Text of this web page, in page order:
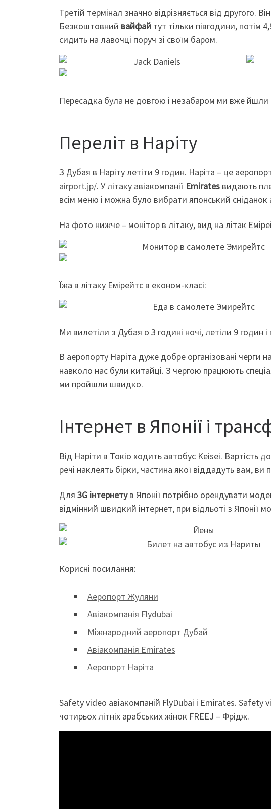
Третій термінал значно відрізняється від другого.
Безкоштовний вайфай тут тільки півгодини,
сидить на лавочці поруч зі своїм баром.
Пересадка була не довгою і незабаром ми вже йшли
Переліт в Наріту
З Дубая в Наріту летіти 9 годин. Наріта – це
airport.jp/. У літаку авіакомпанії Emirates видають
всім меню і можна було вибрати японський
На фото нижче – монітор в літаку, вид на літак
Їжа в літаку Емірейтс в економ-класі:
Ми вилетіли з Дубая о 3 годині ночі, летіли 9 годин
В аеропорту Наріта дуже добре організовані
навколо нас були китайці. З чергою працюють
ми пройшли швидко.
Інтернет в Японії і
Від Наріти в Токіо ходить автобус Keisei. Вартість
речі наклеять бірки, частина якої віддадуть вам,
Для 3G інтернетув Японії потрібно орендувати
відмінний швидкий інтернет, при відльоті з
Корисні посилання:
Аеропорт Жуляни
Авіакомпанія Flydubai
Міжнародний аеропорт Дубай
Авіакомпанія Emirates
Аеропорт Наріта
Safety video авіакомпаній FlyDubai і Emirates.
чотирьох літніх арабських жінок FREEJ – Фрідж.